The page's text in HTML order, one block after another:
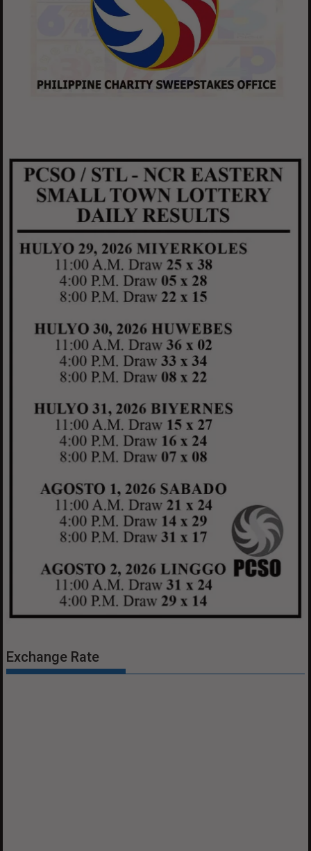
Exchange Rate